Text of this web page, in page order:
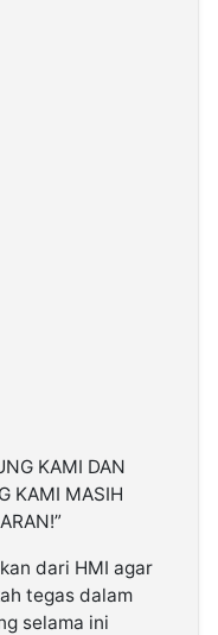
KAMI DAN
KAMI MASIH
dari HMI agar
tegas dalam
selama ini